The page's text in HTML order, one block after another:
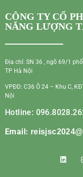
CÔNG TY CỔ
NĂNG LƯỢNG
Địa chỉ: SN 36 , ngõ 69/1
TP Hà Nội
VPĐD: C36 Ô 24 – Khu C,
Nội
Hotline:
Email: